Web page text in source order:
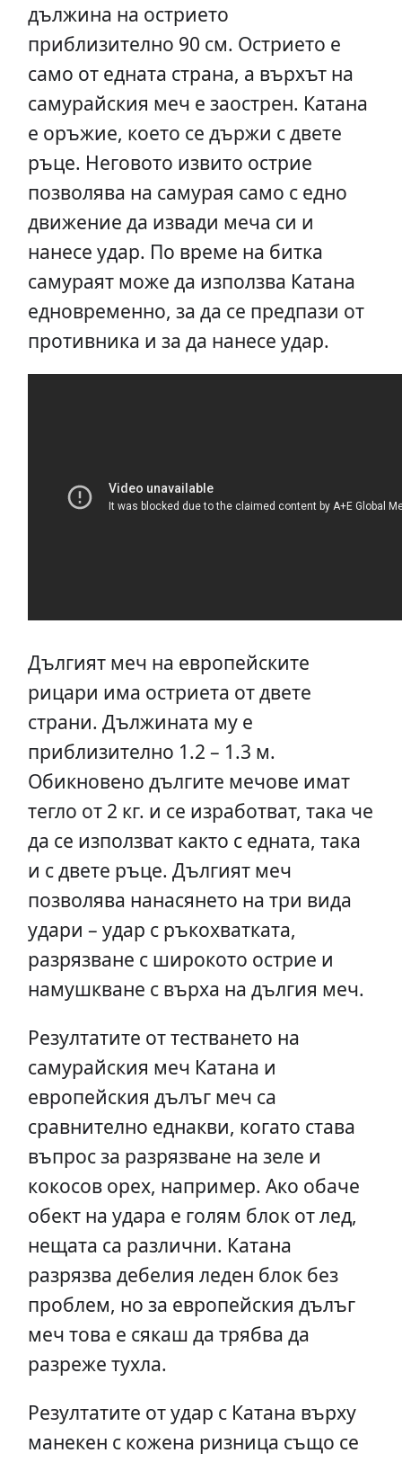
дължина на острието
приблизително 90 см. Острието е
само от едната страна, а върхът на
самурайския меч е заострен. Катана
е оръжие, което се държи с двете
ръце. Неговото извито острие
позволява на самурая само с едно
движение да извади меча си и
нанесе удар. По време на битка
самураят може да използва Катана
едновременно, за да се предпази от
противника и за да нанесе удар.
Дългият меч на европейските
рицари има остриета от двете
страни. Дължината му е
приблизително 1.2 – 1.3 м.
Обикновено дългите мечове имат
тегло от 2 кг. и се изработват, така че
да се използват както с едната, така
и с двете ръце. Дългият меч
позволява нанасянето на три вида
удари – удар с ръкохватката,
разрязване с широкото острие и
намушкване с върха на дългия меч.
Резултатите от тестването на
самурайския меч Катана и
европейския дълъг меч са
сравнително еднакви, когато става
въпрос за разрязване на зеле и
кокосов орех, например. Ако обаче
обект на удара е голям блок от лед,
нещата са различни. Катана
разрязва дебелия леден блок без
проблем, но за европейския дълъг
меч това е сякаш да трябва да
разреже тухла.
Резултатите от удар с Катана върху
манекен с кожена ризница също се